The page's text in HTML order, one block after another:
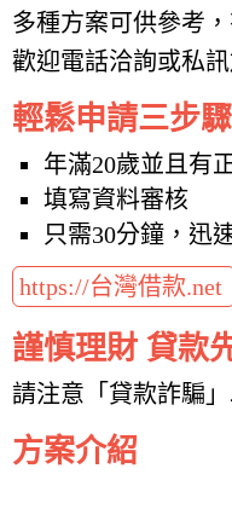
多種方案可供參考
歡迎電話洽詢或私
輕鬆申請三步驟
年滿20歲並且有
填寫資料審核
只需30分鐘，迅
https://台灣借款.net
謹慎理財 貸款
請注意「貸款詐騙
方案介紹